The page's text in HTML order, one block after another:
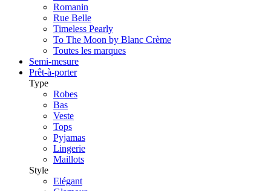
Romanin
Rue Belle
Timeless Pearly
To The Moon by Blanc Crème
Toutes les marques
Semi-mesure
Prêt-à-porter
Type
Robes
Bas
Veste
Tops
Pyjamas
Lingerie
Maillots
Style
Elégant